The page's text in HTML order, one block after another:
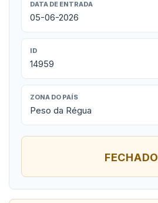
DATA DE ENTRADA
05-06-2026
ID
14959
ZONA DO PAÍS
Peso da Régua
FECHADO